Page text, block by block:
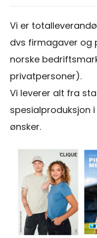
Vi er
dvs firmagaver og
norske
privatpersoner).
Vi leverer alt fra
spesialproduksjon
ønsker.